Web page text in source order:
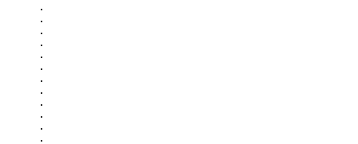
.
.
.
.
.
.
.
.
.
.
.
.